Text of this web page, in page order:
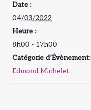
Date :
04/03/2022
Heure :
8h00 - 17h00
Catégorie d’Évènement:
Edmond Michelet